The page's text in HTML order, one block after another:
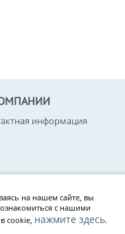
информация
на нашем сайте, вы
с нашими
cookie, нажмите здесь.